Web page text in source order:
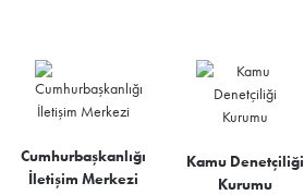
Cumhurbaşkanlığı
İletişim Merkezi
Kamu Denetçiliği
Kurumu